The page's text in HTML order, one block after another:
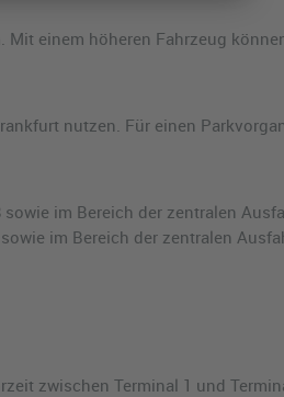
einem höheren Fahrzeug
nutzen. Für einen
im Bereich der zentralen
im Bereich der zentralen
zwischen Terminal 1 und